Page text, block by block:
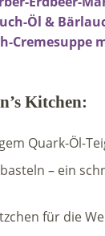
Kitchen:
Quark-Öl-
– ein
für die